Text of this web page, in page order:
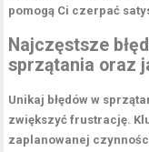
pomogą Ci czerpać
Najczęstsze
sprzątania oraz
Unikaj błędów w
zwiększyć frustrację.
zaplanowanej